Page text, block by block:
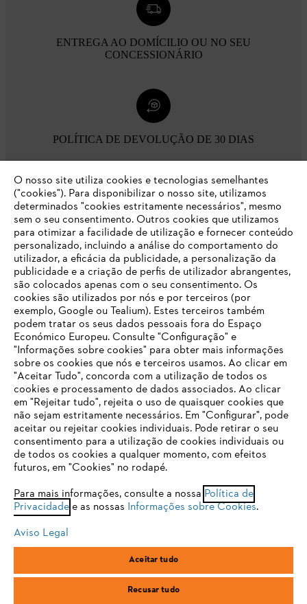
ENTREGA AO DOMÍCILIO OU NO SEU
CONCESSIONÁRIO
POLÍTICA DE DEVOLUÇÃO DE 30 DIAS
Opções de pagamento
Empresa
FAQs Loja Online
Contacto
Condições gerais de venda Proteção de Dados
Sobre nós
R.C.Emp. Ed.3-P.0-Lj.2
O SEU NAVEGADOR NÃO SUPORTA
ESTE WEBSITE
Está utilizar um navegador que ainda não suportamos. Para
obter o melhor uso de nosso site, recomendamos que altere
para um dos seguintes navegadores:
firefox chrome
safari edge
O nosso site utiliza cookies e tecnologias semelhantes
("cookies"). Para disponibilizar o nosso site, utilizamos
determinados "cookies estritamente necessários", mesmo
sem o seu consentimento. Outros cookies que utilizamos
para otimizar a facilidade de utilização e fornecer conteúdo
personalizado, incluindo a análise do comportamento do
utilizador, a eficácia da publicidade, a personalização da
publicidade e a criação de perfis de utilizador abrangentes,
são colocados apenas com o seu consentimento. Os
cookies são utilizados por nós e por terceiros (por
exemplo, Google ou Tealium). Estes terceiros também
podem tratar os seus dados pessoais fora do Espaço
Económico Europeu. Consulte "Configuração" e
"Informações sobre cookies" para obter mais informações
sobre os cookies que nós e terceiros usamos. Ao clicar em
"Aceitar Tudo", concorda com a utilização de todos os
cookies e processamento de dados associados. Ao clicar
em "Rejeitar tudo", rejeita o uso de quaisquer cookies que
não sejam estritamente necessários. Em "Configurar", pode
aceitar ou rejeitar cookies individuais. Pode retirar o seu
consentimento para a utilização de cookies individuais ou
de todos os cookies a qualquer momento, com efeitos
futuros, em "Cookies" no rodapé.
Para mais informações, consulte a nossa Política de
Privacidadee as nossas Informações sobre Cookies.
Aviso Legal
Aceitar tudo
Recusar tudo